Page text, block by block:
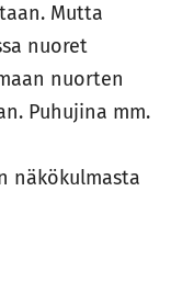
Mutta
nuoret
nuorten
Puhujina mm.
näkökulmasta